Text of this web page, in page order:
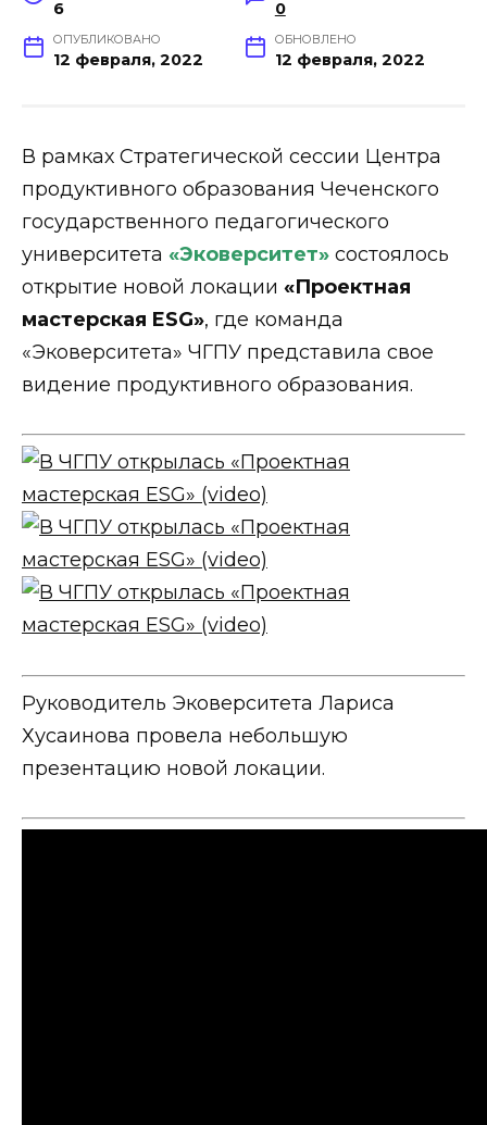
6 0
ОПУБЛИКОВАНО
12 февраля, 2022
ОБНОВЛЕНО
12 февраля, 2022
В рамках Стратегической сессии Центра
продуктивного образования Чеченского
государственного педагогического
университета «Эковерситет» состоялось
открытие новой локации «Проектная
мастерская ESG», где команда
«Эковерситета» ЧГПУ представила свое
видение продуктивного образования.
Руководитель Эковерситета Лариса
Хусаинова провела небольшую
презентацию новой локации.